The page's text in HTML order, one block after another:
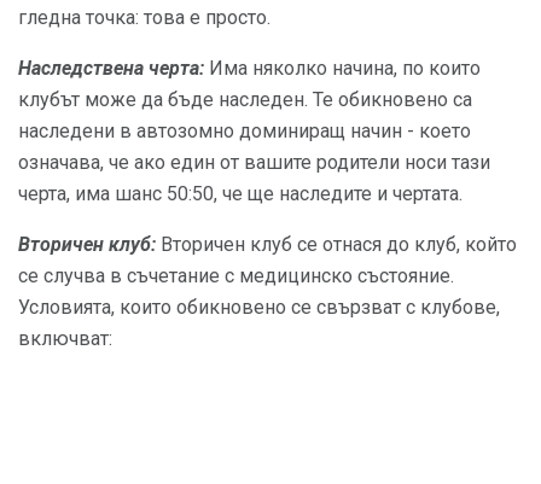
гледна точка: това е просто.
Наследствена черта: Има няколко начина, по които
клубът може да бъде наследен. Те обикновено са
наследени в автозомно доминиращ начин - което
означава, че ако един от вашите родители носи тази
черта, има шанс 50:50, че ще наследите и чертата.
Вторичен клуб: Вторичен клуб се отнася до клуб, който
се случва в съчетание с медицинско състояние.
Условията, които обикновено се свързват с клубове,
включват: